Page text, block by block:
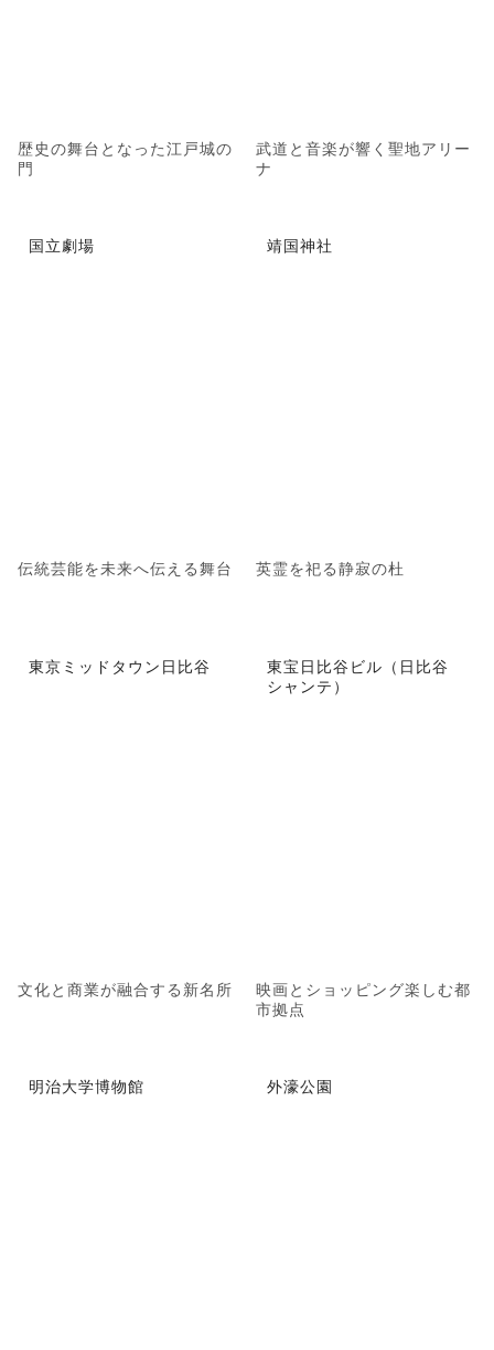
歴史の舞台となった江戸城の
門
武道と音楽が響く聖地アリー
ナ
国立劇場
伝統芸能を未来へ伝える舞台
靖国神社
英霊を祀る静寂の杜
東京ミッドタウン日比谷
文化と商業が融合する新名所
東宝日比谷ビル（日比谷
シャンテ）
映画とショッピング楽しむ都
市拠点
明治大学博物館 外濠公園